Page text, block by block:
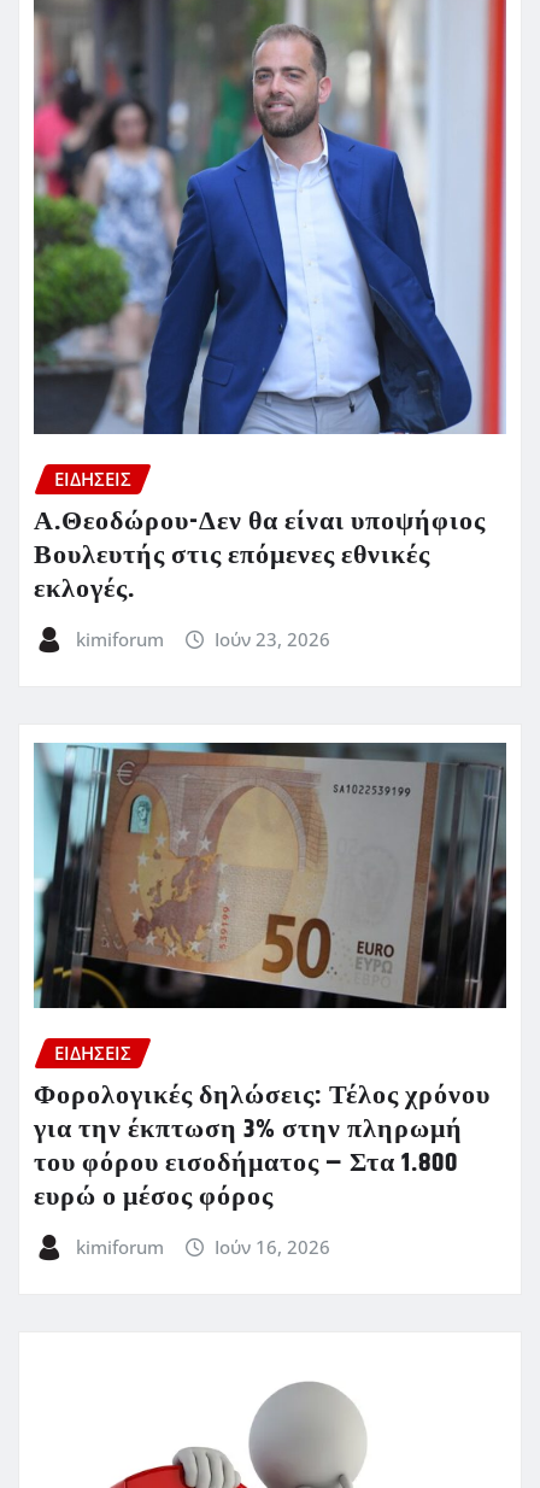
ΕΙΔΗΣΕΙΣ
Α.Θεοδώρου-Δεν θα είναι υποψήφιος
Βουλευτής στις επόμενες εθνικές
εκλογές.
kimiforum Ιούν 23, 2026
ΕΙΔΗΣΕΙΣ
Φορολογικές δηλώσεις: Τέλος χρόνου
για την έκπτωση 3% στην πληρωμή
του φόρου εισοδήματος – Στα 1.800
ευρώ ο μέσος φόρος
kimiforum Ιούν 16, 2026